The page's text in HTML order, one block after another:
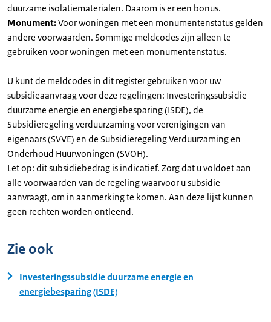
duurzame isolatiematerialen. Daarom is er een bonus.
Monument:Voor woningen met een monumentenstatus gelden
andere voorwaarden. Sommige meldcodes zijn alleen te
gebruiken voor woningen met een monumentenstatus.
U kunt de meldcodes in dit register gebruiken voor uw
subsidieaanvraag voor deze regelingen: Investeringssubsidie
duurzame energie en energiebesparing (ISDE), de
Subsidieregeling verduurzaming voor verenigingen van
eigenaars (SVVE) en de Subsidieregeling Verduurzaming en
Onderhoud Huurwoningen (SVOH).
Let op: dit subsidiebedrag is indicatief. Zorg dat u voldoet aan
alle voorwaarden van de regeling waarvoor u subsidie
aanvraagt, om in aanmerking te komen. Aan deze lijst kunnen
geen rechten worden ontleend.
Zie ook
Investeringssubsidie duurzame energie en
energiebesparing (ISDE)